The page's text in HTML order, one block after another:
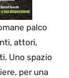
palco
attori,
Uno spazio
per una